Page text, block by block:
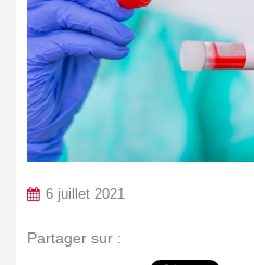
6 juillet 2021
Partager sur :